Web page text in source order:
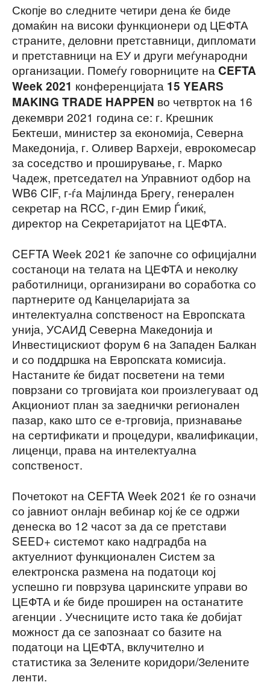
Скопје во следните четири дена ќе биде
домаќин на високи функционери од ЦЕФТА
страните, деловни претставници, дипломати
и претставници на ЕУ и други меѓународни
организации. Помеѓу говорниците на CEFTA
Week 2021 конференцијата 15 YEARS
MAKING TRADE HAPPEN во четврток на 16
декември 2021 година се: г. Крешник
Бектеши, министер за економија, Северна
Македонија, г. Оливер Вархеји, еврокомесар
за соседство и проширување, г. Марко
Чадеж, претседател на Управниот одбор на
WB6 CIF, г-ѓа Мајлинда Брегу, генерален
секретар на RCC, г-дин Емир Ѓикиќ,
директор на Секретаријатот на ЦЕФТА.
CEFTA Week 2021 ќе започне со официјални
состаноци на телата на ЦЕФТА и неколку
работилници, организирани во соработка со
партнерите од Канцеларијата за
интелектуална сопственост на Европската
унија, УСАИД Северна Македонија и
Инвестицискиот форум 6 на Западен Балкан
и со поддршка на Европската комисија.
Настаните ќе бидат посветени на теми
поврзани со трговијата кои произлегуваат од
Акциониот план за заеднички регионален
пазар, како што се е-трговија, признавање
на сертификати и процедури, квалификации,
лиценци, права на интелектуална
сопственост.
Почетокот на CEFTA Week 2021 ќе го означи
со јавниот онлајн вебинар кој ќе се одржи
денеска во 12 часот за да се претстави
SEED+ системот како надградба на
актуелниот функционален Систем за
електронска размена на податоци кој
успешно ги поврзува царинските управи во
ЦЕФТА и ќе биде проширен на останатите
агенции . Учесниците исто така ќе добијат
можност да се запознаат со базите на
податоци на ЦЕФТА, вклучително и
статистика за Зелените коридори/Зелените
ленти.